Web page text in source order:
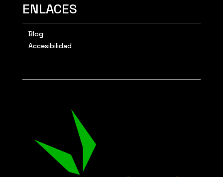
ENLACES
Blog
Accesibilidad